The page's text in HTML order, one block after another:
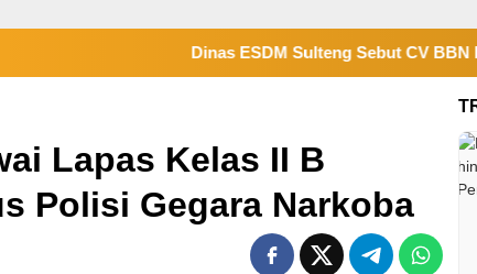
Dinas ESDM Sulteng Sebut CV BBN Belum
Lapas Kelas II B
Polisi Gegara Narkoba